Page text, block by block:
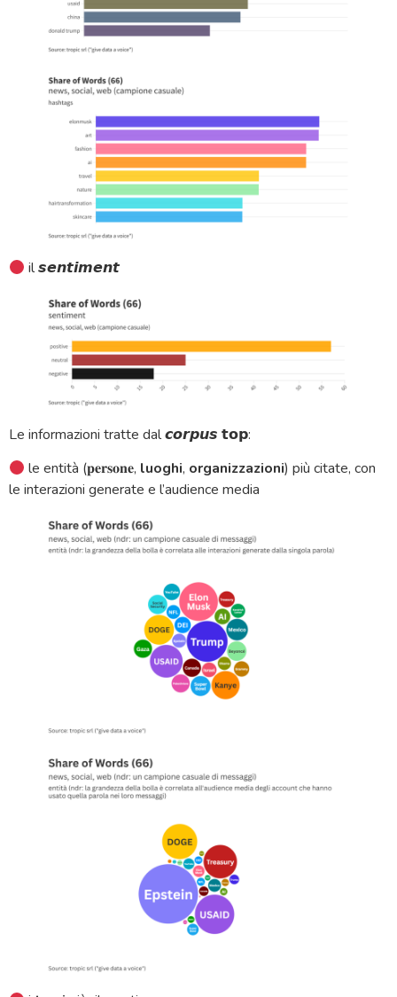
il 𝙨𝙚𝙣𝙩𝙞𝙢𝙚𝙣𝙩
Le informazioni tratte dal 𝙘𝙤𝙧𝙥𝙪𝙨 𝘁𝗼𝗽:
le entità (𝐩𝐞𝐫𝐬𝐨𝐧𝐞, luoghi, organizzazioni) più citate, con
le interazioni generate e l’audience media